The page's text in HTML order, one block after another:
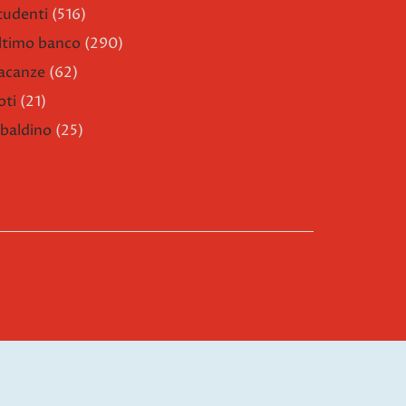
(516)
banco (290)
(62)
(21)
(25)